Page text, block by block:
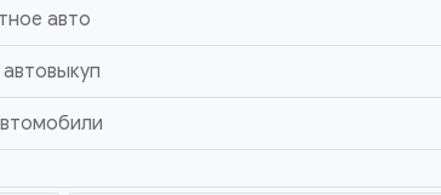
авто